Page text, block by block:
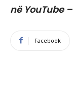
në YouTube –
Facebook